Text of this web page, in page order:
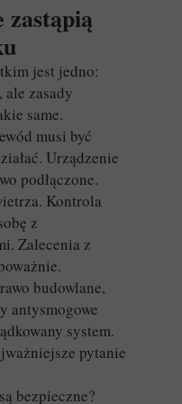
zastąpią
jest jedno:
zasady
same.
musi być
Urządzenie
podłączone.
Kontrola
z
Zalecenia z
budowlane,
antysmogowe
system.
pytanie
bezpieczne?